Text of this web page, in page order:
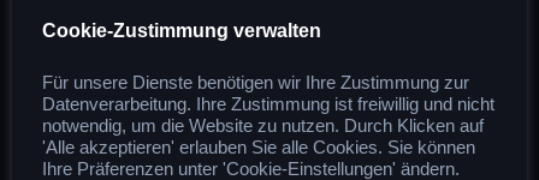
strategischen und praktischen Umsetzung sowie unserer
Cookie-Zustimmung verwalten
Für unsere Dienste benötigen wir Ihre Zustimmung zur
Datenverarbeitung. Ihre Zustimmung ist freiwillig und nicht
notwendig, um die Website zu nutzen. Durch Klicken auf
'Alle akzeptieren' erlauben Sie alle Cookies. Sie können
Ihre Präferenzen unter 'Cookie-Einstellungen' ändern.